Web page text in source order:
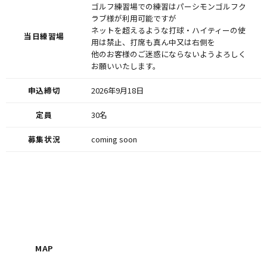
当日練習場
ゴルフ練習場での練習はパーシモンゴルフク
ラブ様が利用可能ですが
ネットを超えるような打球・ハイティーの使
用は禁止、打席も真ん中又は右側を
他のお客様のご迷惑にならないようよろしく
お願いいたします。
申込締切 2026年9月18日
定員 30名
募集状況 coming soon
MAP